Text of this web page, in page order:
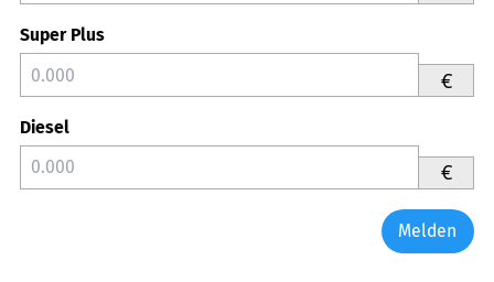
Super Plus
€
Diesel
€
Melden